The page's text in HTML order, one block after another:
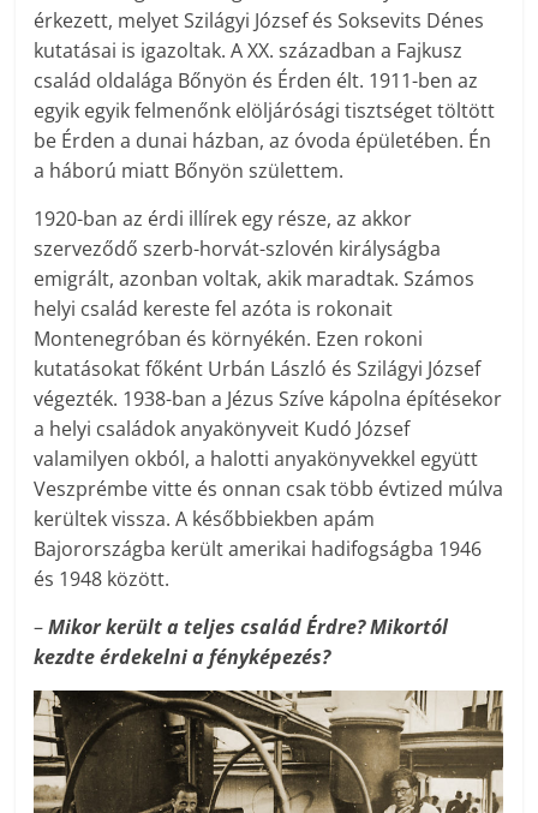
érkezett, melyet Szilágyi József és Soksevits Dénes
kutatásai is igazoltak. A XX. században a Fajkusz
család oldalága Bőnyön és Érden élt. 1911-ben az
egyik egyik felmenőnk elöljárósági tisztséget töltött
be Érden a dunai házban, az óvoda épületében. Én
a háború miatt Bőnyön születtem.
1920-ban az érdi illírek egy része, az akkor
szerveződő szerb-horvát-szlovén királyságba
emigrált, azonban voltak, akik maradtak. Számos
helyi család kereste fel azóta is rokonait
Montenegróban és környékén. Ezen rokoni
kutatásokat főként Urbán László és Szilágyi József
végezték. 1938-ban a Jézus Szíve kápolna építésekor
a helyi családok anyakönyveit Kudó József
valamilyen okból, a halotti anyakönyvekkel együtt
Veszprémbe vitte és onnan csak több évtized múlva
kerültek vissza. A későbbiekben apám
Bajorországba került amerikai hadifogságba 1946
és 1948 között.
–Mikor került a teljes család Érdre? Mikortól
kezdte érdekelni a fényképezés?